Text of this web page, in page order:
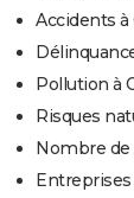
Accidents à
Pollution à
Risques
Nombre de
Entreprises